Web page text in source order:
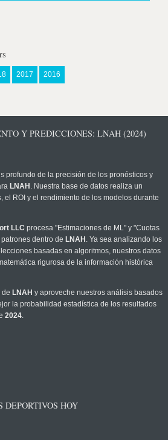
2017 2016
Y PREDICCIONES: LNAH (2024)
profundo de la precisión de los pronósticos y
LNAH . Nuestra base de datos realiza un
el ROI y el rendimiento de los modelos durante
LLC procesa "Estimaciones de ML" y "Cuotas
dentro de LNAH . Ya sea analizando los
basadas en algoritmos, nuestros datos
rigurosa de la información histórica
de LNAH y aproveche nuestros análisis basados
la probabilidad estadística de los resultados
2024.
DEPORTIVOS HOY